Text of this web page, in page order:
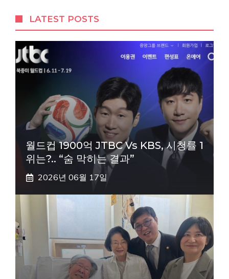
LATEST POSTS
월드컵 1900억 JTBC Vs KBS, 시청률 1
위는?.. “숨 막히는 결과”
2026년 06월 17일